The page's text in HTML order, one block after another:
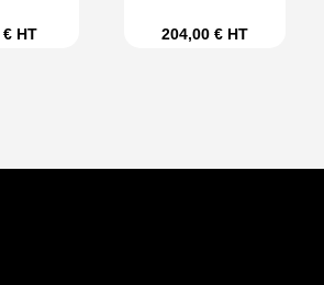
€ HT 204,00 € HT